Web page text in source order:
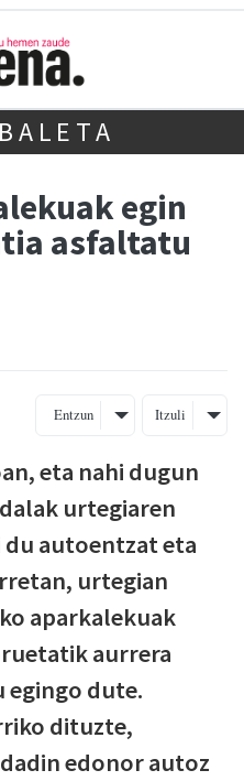
egin
asfaltatu
Entzun Itzuli
eta nahi dugun
urtegiaren
autoentzat eta
urtegian
aparkalekuak
aurrera
egingo dute.
dituzte,
edonor autoz